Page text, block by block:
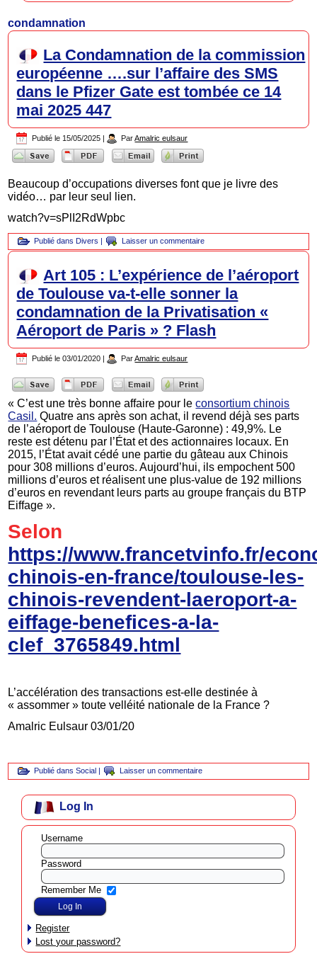
condamnation
La Condamnation de la commission
européenne ….sur l’affaire des SMS
dans le Pfizer Gate est tombée ce 14
mai 2025 447
Publié le 15/05/2025 | Par Amalric eulsaur
Beaucoup d’occupations diverses font que je livre des
vidéo… par leur seul lien.
watch?v=sPlI2RdWpbc
Publié dans Divers | Laisser un commentaire
Art 105 : L’expérience de l’aéroport
de Toulouse va-t-elle sonner la
condamnation de la Privatisation «
Aéroport de Paris » ? Flash
Publié le 03/01/2020 | Par Amalric eulsaur
« C’est une très bonne affaire pour leconsortium chinois
Casil. Quatre ans après son achat, il revend déjà ses parts
de l’aéroport de Toulouse (Haute-Garonne) : 49,9%. Le
reste est détenu par l’État et des actionnaires locaux. En
2015, l’État avait cédé une partie du gâteau aux Chinois
pour 308 millions d’euros. Aujourd’hui, ils empochent 500
millions d’euros et réalisent une plus-value de 192 millions
d’euros en revendant leurs parts au groupe français du BTP
Eiffage ».
Selon
https://www.francetvinfo.fr/
chinois-en-france/toulouse-les-
chinois-revendent-laeroport-a-
eiffage-benefices-a-la-
clef_3765849.html
L’accélération des transactions est-elle destinée à
« assommer » toute velléité nationale de la France ?
Amalric Eulsaur 03/01/20
Publié dans Social Laisser un commentaire
Log In
Username
Password
Remember Me
Register
Lost your password?